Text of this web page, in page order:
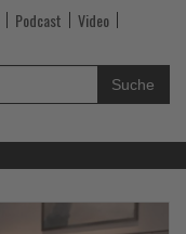
Podcast
Video
Suche